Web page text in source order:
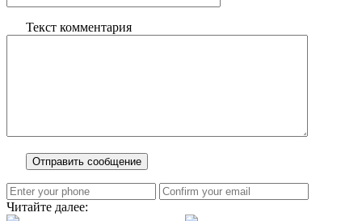
Текст комментария
Читайте далее: